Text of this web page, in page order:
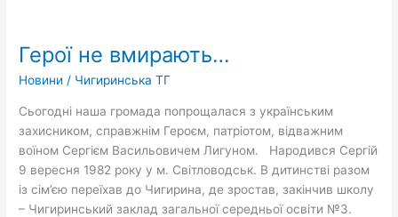
Герої не вмирають…
Новини / Чигиринська ТГ
Сьогодні наша громада попрощалася з українським
захисником, справжнім Героєм, патріотом, відважним
воїном Сергієм Васильовичем Лигуном. Народився Сергій
9 вересня 1982 року у м. Світловодськ. В дитинстві разом
із сім’єю переїхав до Чигирина, де зростав, закінчив школу
– Чигиринський заклад загальної середньої освіти №3.
вмирають…